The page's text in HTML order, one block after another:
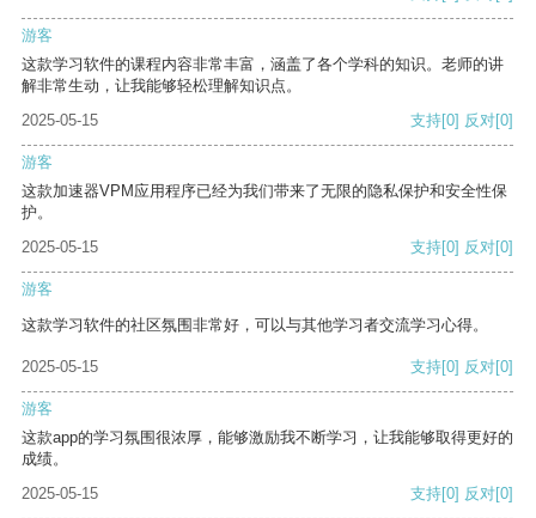
游客
这款学习软件的课程内容非常丰富，涵盖了各个学科的知识。老师的讲
解非常生动，让我能够轻松理解知识点。
2025-05-15
支持[0] 反对[0]
游客
这款加速器VPM应用程序已经为我们带来了无限的隐私保护和安全性保
护。
2025-05-15
支持[0] 反对[0]
游客
这款学习软件的社区氛围非常好，可以与其他学习者交流学习心得。
2025-05-15 支持[0] 反对[0]
游客
这款app的学习氛围很浓厚，能够激励我不断学习，让我能够取得更好的
成绩。
2025-05-15
支持[0] 反对[0]